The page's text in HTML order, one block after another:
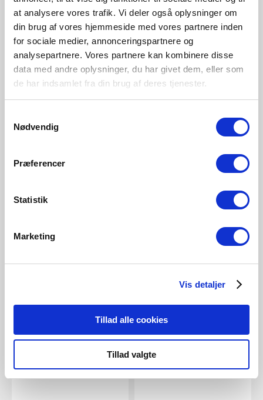
at analysere vores trafik. Vi deler også oplysninger om
din brug af vores hjemmeside med vores partnere inden
for sociale medier, annonceringspartnere og
analysepartnere. Vores partnere kan kombinere disse
data med andre oplysninger, du har givet dem, eller som
de har indsamlet fra din brug af deres tjenester.
Nødvendig
Præferencer
Statistik
Marketing
Vis detaljer
Tillad alle cookies
Tillad valgte
Protection IP
IP20
Zone
Divers (selon installation)
Matière première
Verrerie
Opale